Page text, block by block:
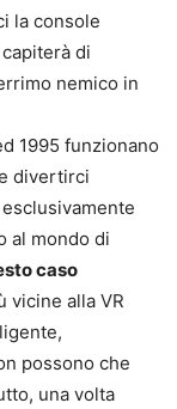
la console
di
nemico in
1995 funzionano
divertirci
al mondo di
caso
vicine alla VR
possono che
una volta